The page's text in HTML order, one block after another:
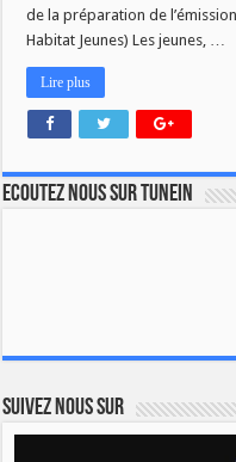
de la préparation de
Habitat Jeunes) Les jeunes, …
Lire plus
Ecoutez nous sur TuneIn
Suivez nous sur